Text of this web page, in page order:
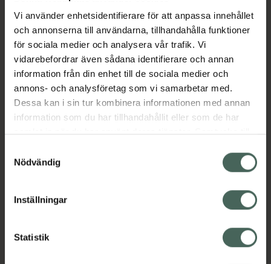
Vi använder enhetsidentifierare för att anpassa innehållet
och annonserna till användarna, tillhandahålla funktioner
för sociala medier och analysera vår trafik. Vi
vidarebefordrar även sådana identifierare och annan
information från din enhet till de sociala medier och
annons- och analysföretag som vi samarbetar med.
Dessa kan i sin tur kombinera informationen med annan
information som du har tillhandahållit eller som de har
samlat in när du har använt deras tjänster. Samtycke till
återkalla ditt samtycke via webbplatsens
cookieinställningar. Ett återkallat samtycke påverkar inte
lagligheten av behandling som skett innan återkallelsen.
Nödvändig
Inställningar
Statistik
förkylningssymptom såsom snuva och hosta.
Esberitox är ett helt naturligt
behandlingsalternativ som är lämplig både i
inledningsskedet av förkylningen och när
förkylningen väl brutit ut.
Jämförpris 2,92 kr/st
EAN:04026841594719
Kategorier:
Snuva och nästäppa
Innehåll Visa
Instruktioner Visa